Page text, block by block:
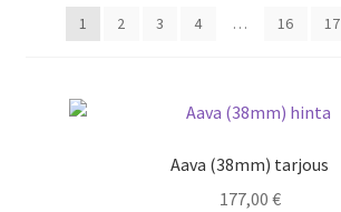
1 2 3 4 … 16 17
Aava (38mm) tarjous
177,00 €